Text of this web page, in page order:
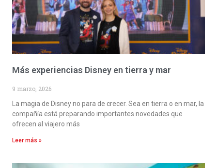
Más experiencias Disney en tierra y mar
9 marzo, 2026
La magia de Disney no para de crecer. Sea en tierra o en mar, la
compañía está preparando importantes novedades que
ofrecen al viajero más
Leer más »